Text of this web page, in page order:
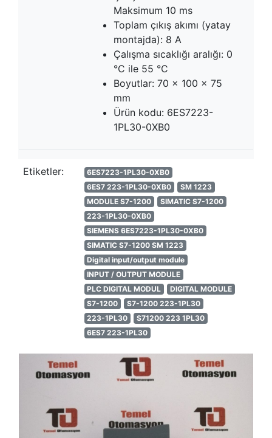
Maksimum 10 ms
Toplam çıkış akımı (yatay
montajda): 8 A
Çalışma sıcaklığı aralığı: 0
°C ile 55 °C
Boyutlar: 70 x 100 x 75
mm
Ürün kodu: 6ES7223-
1PL30-0XB0
Etiketler:
6ES7223-1PL30-0XB0
6ES7 223-1PL30-0XB0
SM 1223
MODULE S7-1200
SIMATIC S7-1200
223-1PL30-0XB0
SIEMENS 6ES7223-1PL30-0XB0
SIMATIC S7-1200 SM 1223
Digital input/output module
INPUT / OUTPUT MODULE
PLC DIGITAL MODUL
DIGITAL MODULE
S7-1200
S7-1200 223-1PL30
223-1PL30
S71200 223 1PL30
6ES7 223-1PL30